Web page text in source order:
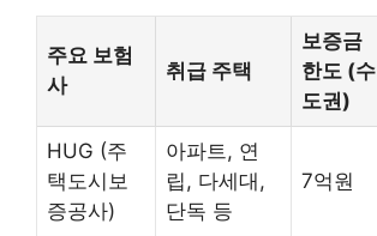
주요 보험
사
취급 주택
보증금
한도 (수
도권)
HUG (주
택도시보
증공사)
아파트, 연
립, 다세대,
단독 등
7억원